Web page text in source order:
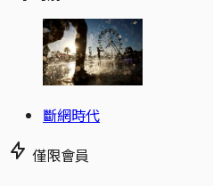
斷網時代
僅限會員